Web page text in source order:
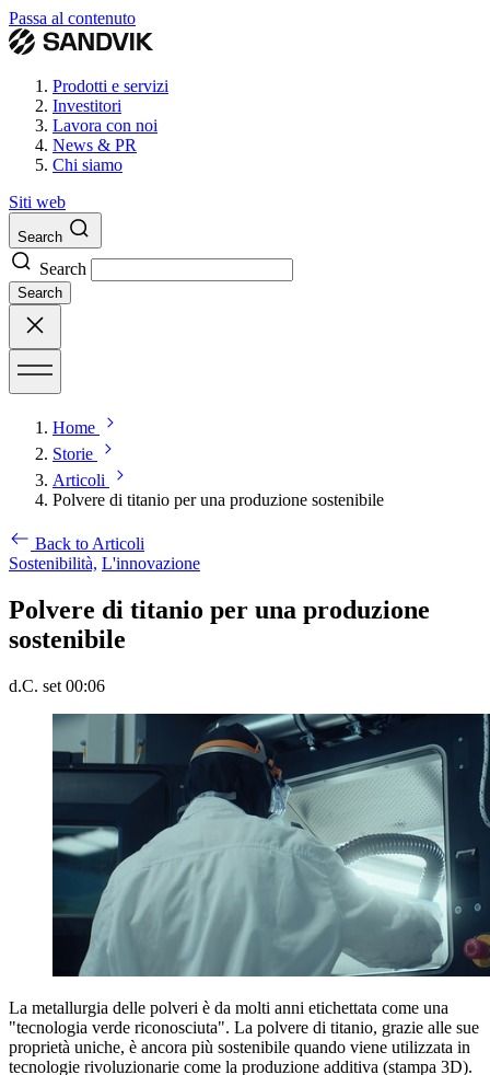
Passa al contenuto
Prodotti e servizi
Investitori
Lavora con noi
News & PR
Chi siamo
Siti web
Search
Search
Search
Home
Storie
Articoli
Polvere di titanio per una produzione sostenibile
Back to Articoli
Sostenibilità, L'innovazione
Polvere di titanio per una produzione
sostenibile
d.C. set 00:06
La metallurgia delle polveri è da molti anni etichettata come una
"tecnologia verde riconosciuta". La polvere di titanio, grazie alle sue
proprietà uniche, è ancora più sostenibile quando viene utilizzata in
tecnologie rivoluzionarie come la produzione additiva (stampa 3D).